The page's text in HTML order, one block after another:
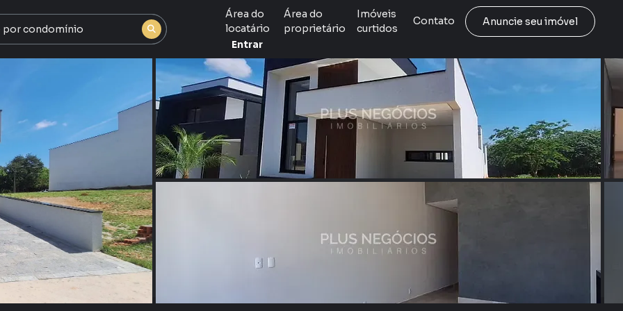
Área do
locatário
Área do
proprietário
Imóveis
curtidos
Contato
Anuncie seu imóvel
Entrar